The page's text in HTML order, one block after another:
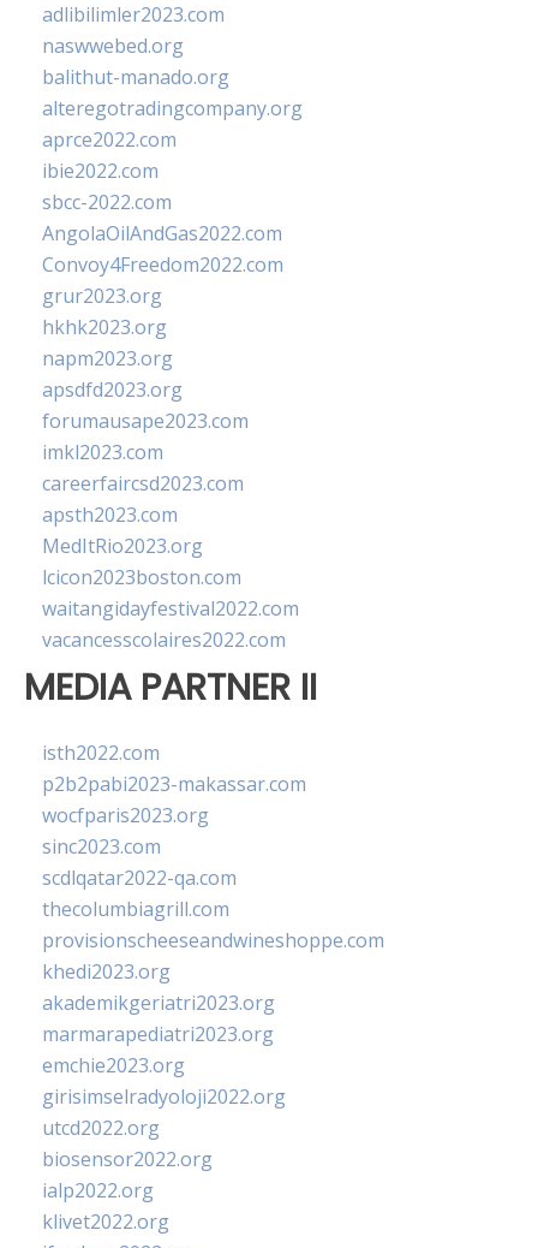
adlibilimler2023.com
naswwebed.org
balithut-manado.org
alteregotradingcompany.org
aprce2022.com
ibie2022.com
sbcc-2022.com
AngolaOilAndGas2022.com
Convoy4Freedom2022.com
grur2023.org
hkhk2023.org
napm2023.org
apsdfd2023.org
forumausape2023.com
imkl2023.com
careerfaircsd2023.com
apsth2023.com
MedItRio2023.org
lcicon2023boston.com
waitangidayfestival2022.com
vacancesscolaires2022.com
MEDIA PARTNER II
isth2022.com
p2b2pabi2023-makassar.com
wocfparis2023.org
sinc2023.com
scdlqatar2022-qa.com
thecolumbiagrill.com
provisionscheeseandwineshoppe.com
khedi2023.org
akademikgeriatri2023.org
marmarapediatri2023.org
emchie2023.org
girisimselradyoloji2022.org
utcd2022.org
biosensor2022.org
ialp2022.org
klivet2022.org